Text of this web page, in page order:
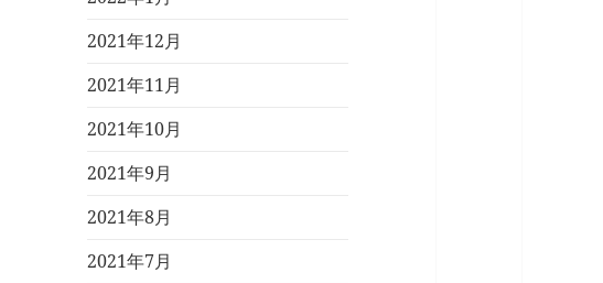
2021年12月
2021年11月
2021年10月
2021年9月
2021年8月
2021年7月